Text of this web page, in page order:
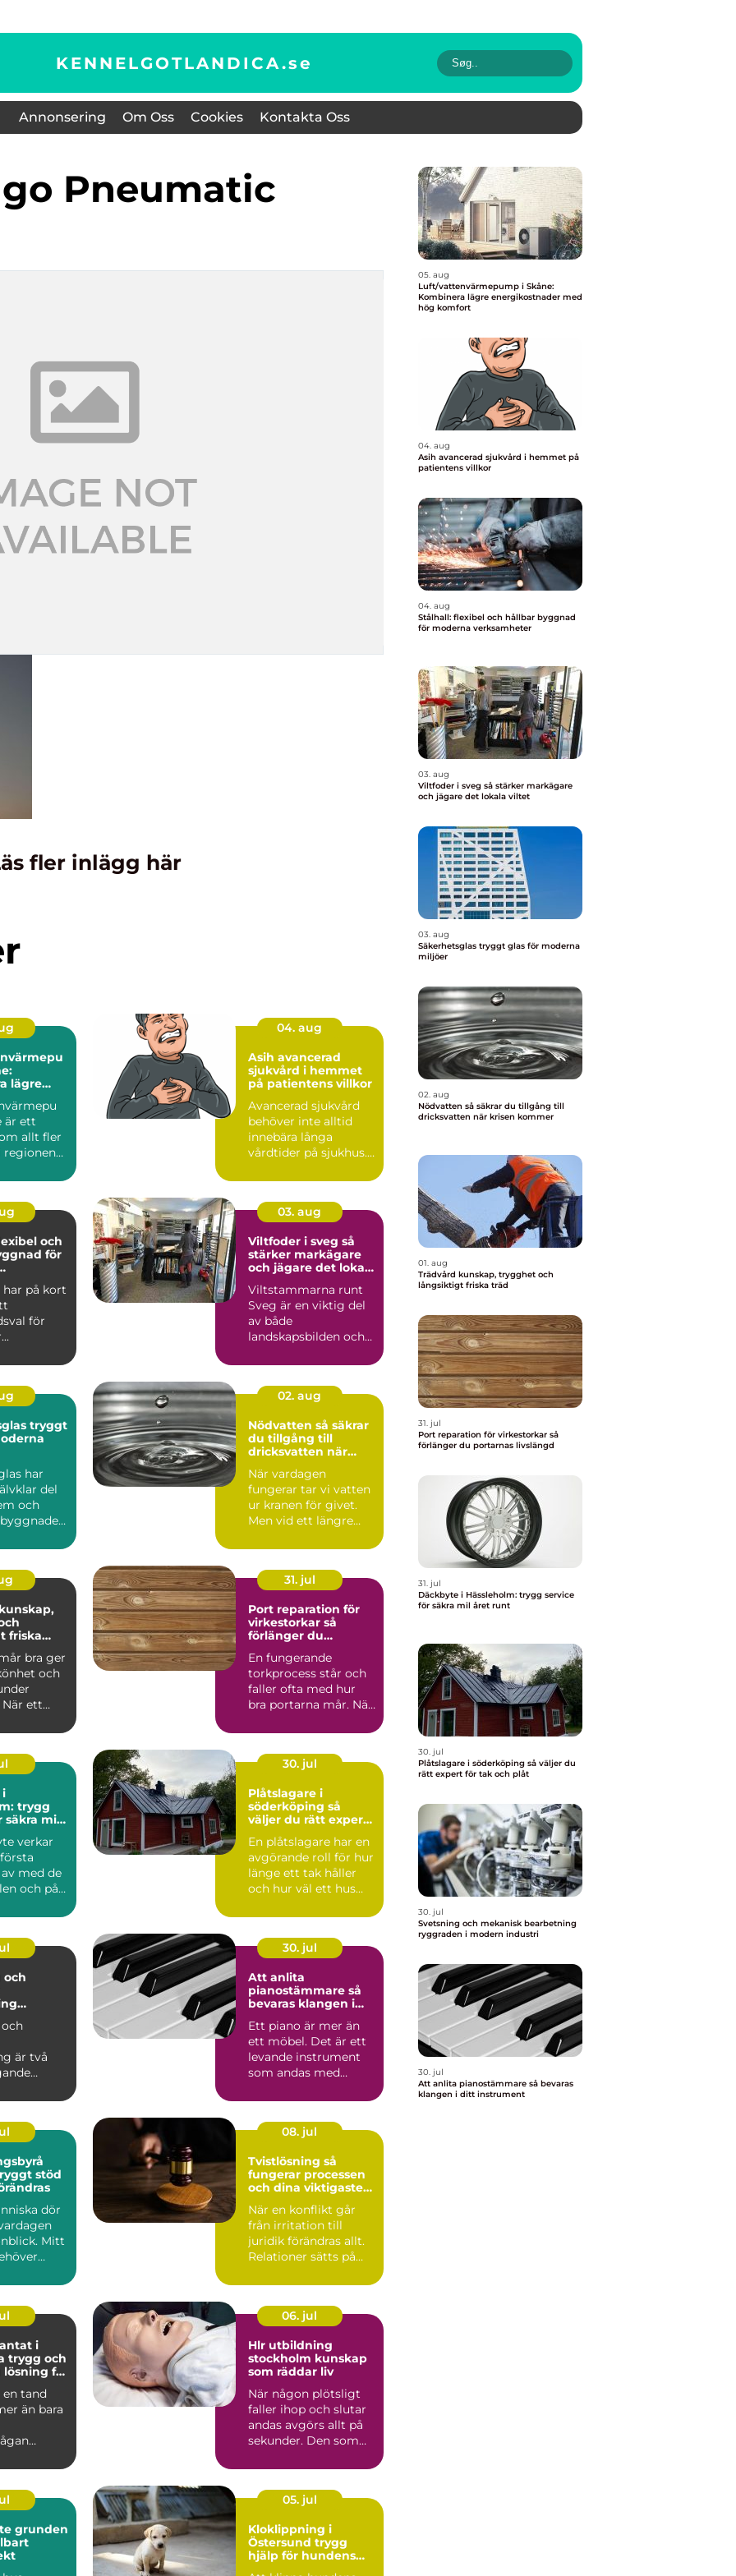
KENNELGOTLANDICA.se
Annonsering Om Oss Cookies Kontakta Oss
Pneumatic
fler inlägg här
lägre
är ett
allt fler
regionen
04. aug
Asih avancerad
sjukvård i hemmet
på patientens villkor
Avancerad sjukvård
behöver inte alltid
innebära långa
vårdtider på sjukhus.
sjuka pe...
och
för
har på kort
för
03. aug
Viltfoder i sveg så
stärker markägare
och jägare det lokala
Viltstammarna runt
Sveg är en viktig del
av både
landskapsbilden och
och annat...
tryggt
har
del
och
02. aug
Nödvatten så säkrar
du tillgång till
dricksvatten när
När vardagen
fungerar tar vi vatten
ur kranen för givet.
Men vid ett längre
förorening...
friska
bra ger
och
När ett
31. jul
Port reparation för
virkestorkar så
förlänger du
En fungerande
torkprocess står och
faller ofta med hur
bra portarna mår. När
läcker...
i
trygg
säkra mil
verkar
med de
och på
30. jul
Plåtslagare i
söderköping så
väljer du rätt expert
En plåtslagare har en
avgörande roll för hur
länge ett tak håller
och hur väl ett hus
och
är två
gör d...
30. jul
Att anlita
pianostämmare så
bevaras klangen i
Ett piano är mer än
ett möbel. Det är ett
levande instrument
som andas med
årsti...
dör
Mitt
08. jul
Tvistlösning så
fungerar processen
och dina viktigaste
När en konflikt går
från irritation till
juridik förändras allt.
Relationer sätts på
i
för
tand
än bara
flytta på...
06. jul
Hlr utbildning
stockholm kunskap
som räddar liv
När någon plötsligt
faller ihop och slutar
andas avgörs allt på
sekunder. Den som
05. jul
Kloklippning i
Östersund trygg
hjälp för hundens
05. aug
Luft/vattenvärmepump i Skåne:
Kombinera lägre energikostnader med
hög komfort
04. aug
Asih avancerad sjukvård i hemmet på
patientens villkor
04. aug
Stålhall: flexibel och hållbar byggnad
för moderna verksamheter
03. aug
Viltfoder i sveg så stärker markägare
och jägare det lokala viltet
03. aug
Säkerhetsglas tryggt glas för moderna
miljöer
02. aug
Nödvatten så säkrar du tillgång till
dricksvatten när krisen kommer
01. aug
Trädvård kunskap, trygghet och
långsiktigt friska träd
31. jul
Port reparation för virkestorkar så
förlänger du portarnas livslängd
31. jul
Däckbyte i Hässleholm: trygg service
för säkra mil året runt
30. jul
Plåtslagare i söderköping så väljer du
rätt expert för tak och plåt
30. jul
Svetsning och mekanisk bearbetning
ryggraden i modern industri
30. jul
Att anlita pianostämmare så bevaras
klangen i ditt instrument